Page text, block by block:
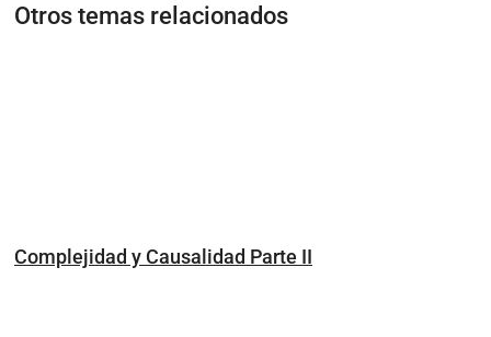
Otros temas relacionados
Complejidad y Causalidad Parte II